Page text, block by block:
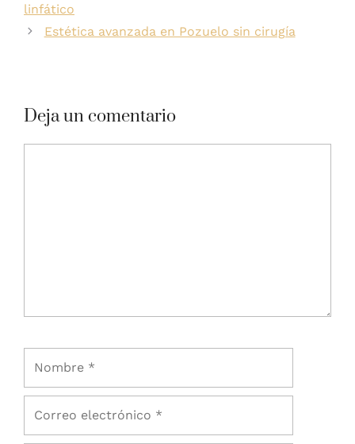
linfático
Estética avanzada en Pozuelo sin cirugía
Deja un comentario